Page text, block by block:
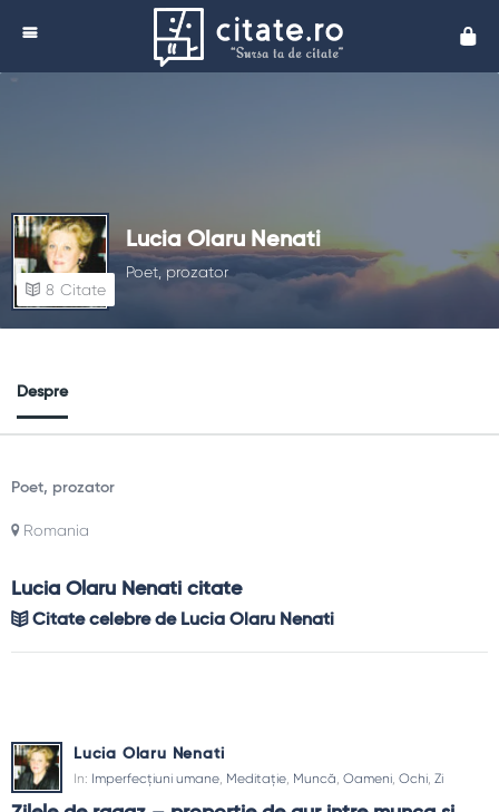
Lucia Olaru Nenati
Poet, prozator
8 Citate
Despre
Poet, prozator
Romania
Lucia Olaru Nenati citate
Citate celebre de Lucia Olaru Nenati
Lucia Olaru Nenati
In: Imperfecțiuni umane, Meditație, Muncă, Oameni, Ochi, Zi